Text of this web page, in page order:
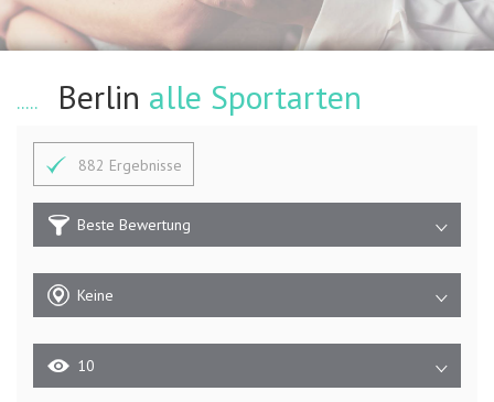
Berlin alle Sportarten
882 Ergebnisse
Beste Bewertung
Keine
10